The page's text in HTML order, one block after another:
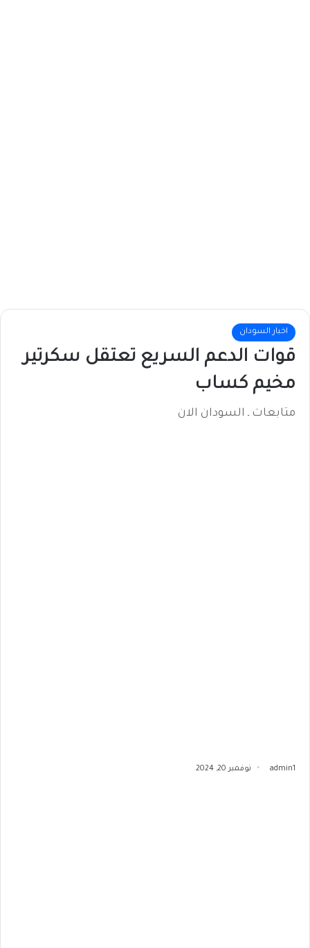
اخبار السودان
قوات الدعم السريع تعتقل سكرتير
مخيم كساب
متابعات ـ السودان الان
admin1 نوفمبر 20, 2024